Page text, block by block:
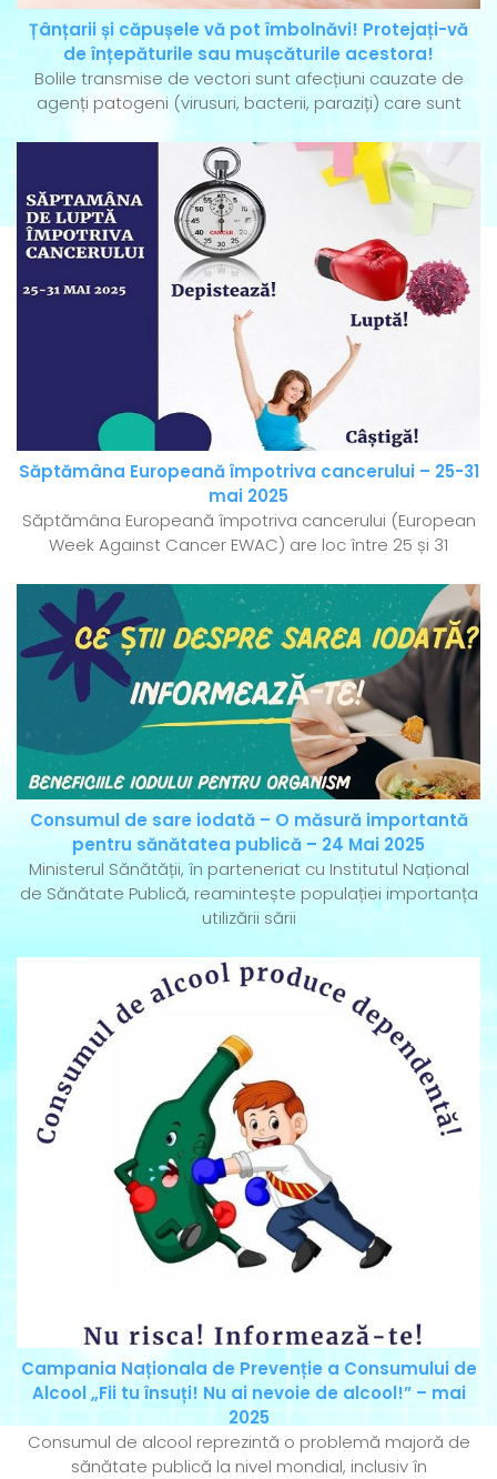
Țânțarii și căpușele vă pot îmbolnăvi! Protejați-vă
de înțepăturile sau mușcăturile acestora!
Bolile transmise de vectori sunt afecțiuni cauzate de
agenți patogeni (virusuri, bacterii, paraziți) care sunt
Săptămâna Europeană împotriva cancerului – 25-31
mai 2025
Săptămâna Europeană împotriva cancerului (European
Week Against Cancer EWAC) are loc între 25 și 31
Consumul de sare iodată – O măsură importantă
pentru sănătatea publică – 24 Mai 2025
Ministerul Sănătății, în parteneriat cu Institutul Național
de Sănătate Publică, reamintește populației importanța
utilizării sării
Campania Naționala de Prevenție a Consumului de
Alcool „Fii tu însuți! Nu ai nevoie de alcool!” – mai
2025
Consumul de alcool reprezintă o problemă majoră de
sănătate publică la nivel mondial, inclusiv în